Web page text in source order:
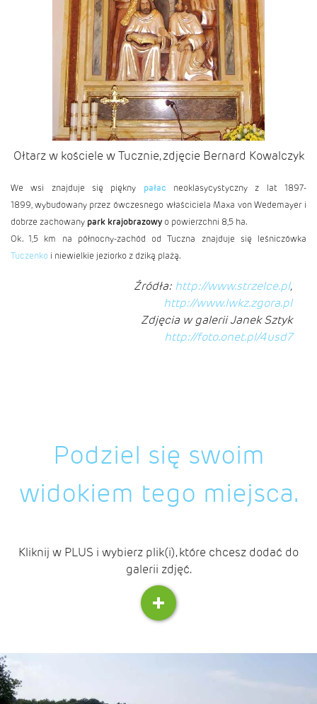
Ołtarz w kościele w Tucznie, zdjęcie Bernard Kowalczyk
We wsi znajduje się piękny pałac neoklasycystyczny z lat 1897-
1899, wybudowany przez ówczesnego właściciela Maxa von Wedemayer i
dobrze zachowany park krajobrazowy o powierzchni 8,5 ha.
Ok. 1,5 km na północny-zachód od Tuczna znajduje się leśniczówka
Tuczenko i niewielkie jeziorko z dziką plażą.
Źródła: http://www.strzelce.pl,
http://www.lwkz.zgora.pl
Zdjęcia w galeriiJanek Sztyk
http://foto.onet.pl/4usd7
Podziel się swoim
widokiem tego miejsca.
Kliknij w PLUS i wybierz plik(i), które chcesz dodać do
galerii zdjęć.